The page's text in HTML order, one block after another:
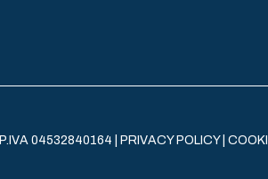
04532840164 | PRIVACY POLICY|